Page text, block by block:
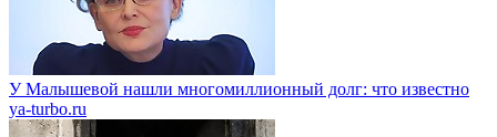
У Малышевой нашли многомиллионный долг: что известно
ya-turbo.ru